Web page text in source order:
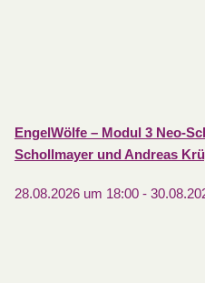
EngelWölfe – Modul 3 Neo-
Schollmayer und Andreas
28.08.2026 um 18:00-